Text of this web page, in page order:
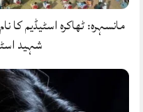
مانسہرہ: ٹھاکرہ اسٹیڈیم
شہید